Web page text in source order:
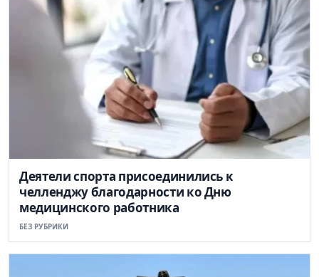
Деятели спорта присоединились к
челленджу благодарности ко Дню
медицинского работника
БЕЗ РУБРИКИ